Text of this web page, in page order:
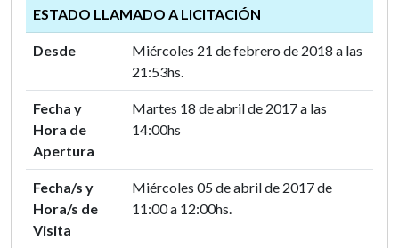
ESTADO LLAMADO A LICITACIÓN
Desde
Miércoles 21 de febrero de 2018 a las
21:53hs.
Fecha y
Hora de
Apertura
Martes 18 de abril de 2017 a las
14:00hs
Fecha/s y
Hora/s de
Visita
Miércoles 05 de abril de 2017 de
11:00 a 12:00hs.